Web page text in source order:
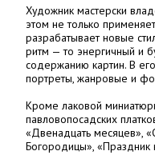
Художник мастерски
этом не только
разрабатывает новые
ритм — то энергичный и
содержанию картин. В
портреты, жанровые и
Кроме лаковой
павловопосадских
«Двенадцать месяцев»,
Богородицы», «Праздник